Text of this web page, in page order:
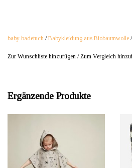
baby badetuch /Babykleidung aus Biobaumwolle /
Zur Wunschliste hinzufügen /Zum Vergleich
Ergänzende Produkte